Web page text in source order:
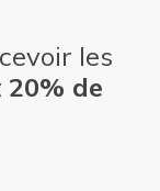
les
20% de